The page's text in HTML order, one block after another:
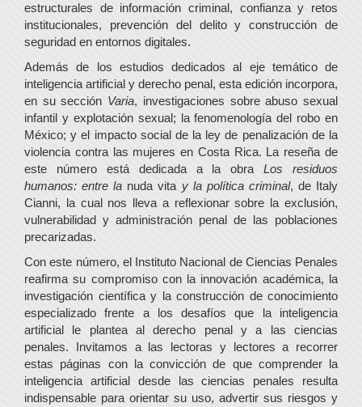
estructurales de información criminal, confianza y retos
institucionales, prevención del delito y construcción de
seguridad en entornos digitales.
Además de los estudios dedicados al eje temático de
inteligencia artificial y derecho penal, esta edición incorpora,
en su sección Varia, investigaciones sobre abuso sexual
infantil y explotación sexual; la fenomenología del robo en
México; y el impacto social de la ley de penalización de la
violencia contra las mujeres en Costa Rica. La reseña de
este número está dedicada a la obraLos residuos
humanos: entre la nuda vita y la política criminal, de Italy
Cianni, la cual nos lleva a reflexionar sobre la exclusión,
vulnerabilidad y administración penal de las poblaciones
precarizadas.
Con este número, el Instituto Nacional de Ciencias Penales
reafirma su compromiso con la innovación académica, la
investigación científica y la construcción de conocimiento
especializado frente a los desafíos que la inteligencia
artificial le plantea al derecho penal y a las ciencias
penales. Invitamos a las lectoras y lectores a recorrer
estas páginas con la convicción de que comprender la
inteligencia artificial desde las ciencias penales resulta
indispensable para orientar su uso, advertir sus riesgos y